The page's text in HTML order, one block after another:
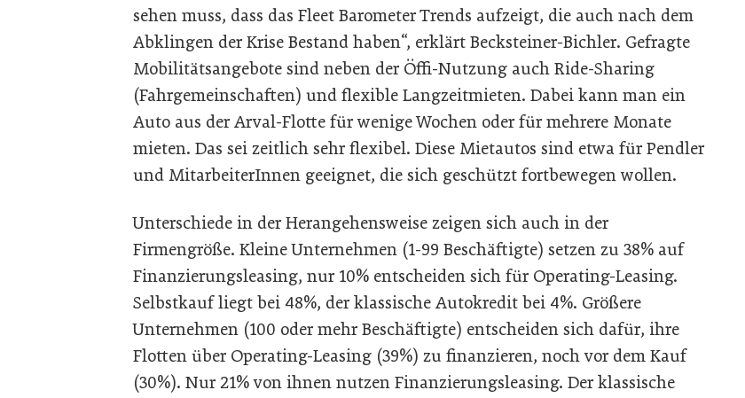
sehen muss, dass das Fleet Barometer Trends aufzeigt, die auch nach dem
Abklingen der Krise Bestand haben“, erklärt Becksteiner-Bichler. Gefragte
Mobilitätsangebote sind neben der Öffi-Nutzung auch Ride-Sharing
(Fahrgemeinschaften) und flexible Langzeitmieten. Dabei kann man ein
Auto aus der Arval-Flotte für wenige Wochen oder für mehrere Monate
mieten. Das sei zeitlich sehr flexibel. Diese Mietautos sind etwa für Pendler
und MitarbeiterInnen geeignet, die sich geschützt fortbewegen wollen.
Unterschiede in der Herangehensweise zeigen sich auch in der
Firmengröße. Kleine Unternehmen (1-99 Beschäftigte) setzen zu 38% auf
Finanzierungsleasing, nur 10% entscheiden sich für Operating-Leasing.
Selbstkauf liegt bei 48%, der klassische Autokredit bei 4%. Größere
Unternehmen (100 oder mehr Beschäftigte) entscheiden sich dafür, ihre
Flotten über Operating-Leasing (39%) zu finanzieren, noch vor dem Kauf
(30%). Nur 21% von ihnen nutzen Finanzierungsleasing. Der klassische